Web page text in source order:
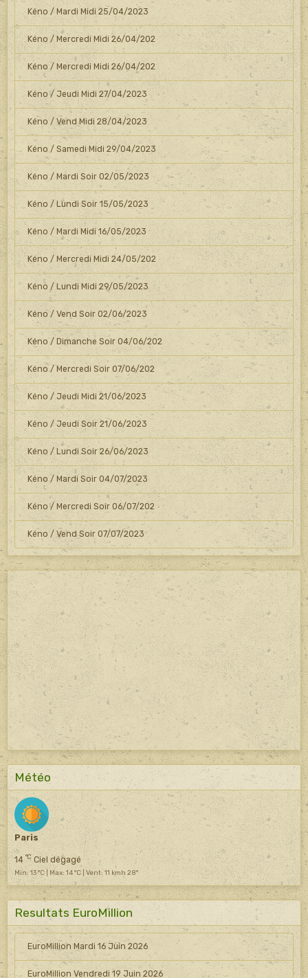
Kéno / Mardi Midi 25/04/2023
Kéno / Mercredi Midi 26/04/202
Kéno / Mercredi Midi 26/04/202
Kéno / Jeudi Midi 27/04/2023
Kéno / Vend Midi 28/04/2023
Kéno / Samedi Midi 29/04/2023
Kéno / Mardi Soir 02/05/2023
Kéno / Lundi Soir 15/05/2023
Kéno / Mardi Midi 16/05/2023
Kéno / Mercredi Midi 24/05/202
Kéno / Lundi Midi 29/05/2023
Kéno / Vend Soir 02/06/2023
Kéno / Dimanche Soir 04/06/202
Kéno / Mercredi Soir 07/06/202
Kéno / Jeudi Midi 21/06/2023
Kéno / Jeudi Soir 21/06/2023
Kéno / Lundi Soir 26/06/2023
Kéno / Mardi Soir 04/07/2023
Kéno / Mercredi Soir 06/07/202
Kéno / Vend Soir 07/07/2023
Météo
Paris
14 °C Ciel dégagé
Min: 13 °C | Max: 14 °C | Vent: 11 kmh 28°
Resultats EuroMillion
EuroMillion Mardi 16 Juin 2026
EuroMillion Vendredi 19 Juin 2026